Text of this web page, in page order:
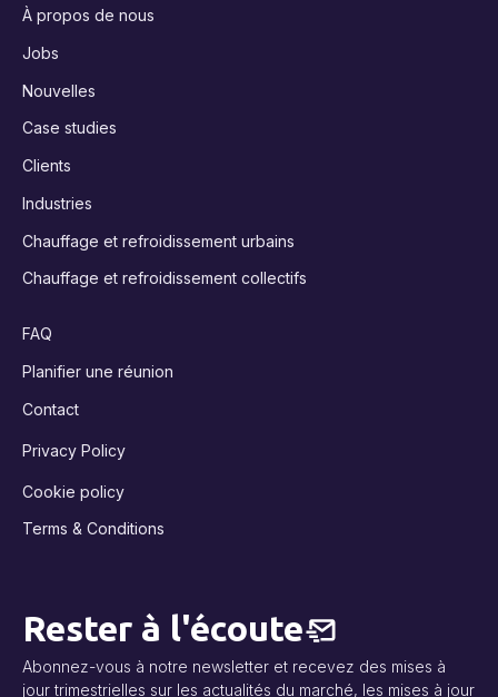
À propos de nous
Jobs
Nouvelles
Case studies
Clients
Industries
Chauffage et refroidissement urbains
Chauffage et refroidissement collectifs
FAQ
Planifier une réunion
Contact
Privacy Policy
Cookie policy
Terms & Conditions
Rester à l'écoute
Abonnez-vous à notre newsletter et recevez des mises à
jour trimestrielles sur les actualités du marché, les mises à jour